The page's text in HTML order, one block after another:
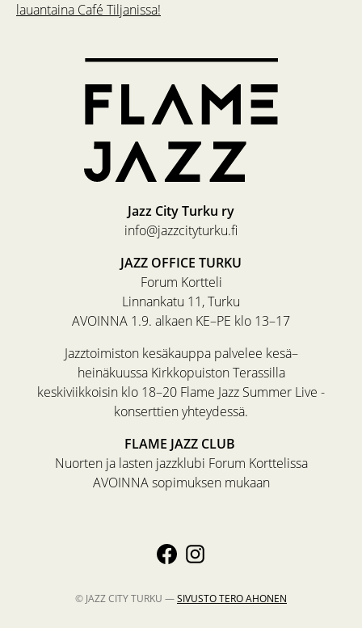
lauantaina Café Tiljanissa!
Jazz City Turku ry
info@jazzcityturku.fi
JAZZ OFFICE TURKU
Forum Kortteli
Linnankatu 11, Turku
AVOINNA 1.9. alkaen KE–PE klo 13–17
Jazztoimiston kesäkauppa palvelee kesä–
heinäkuussa Kirkkopuiston Terassilla
keskiviikkoisin klo 18–20 Flame Jazz Summer Live -
konserttien yhteydessä.
FLAME JAZZ CLUB
Nuorten ja lasten jazzklubi Forum Korttelissa
AVOINNA sopimuksen mukaan
© JAZZ CITY TURKU —SIVUSTOTERO AHONEN